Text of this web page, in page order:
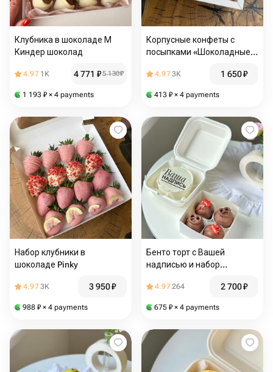
Клубника в шоколаде М
Киндер шоколад
4.97 1K 4 771 ₽5 130₽
1 193 ₽ × 4 payments
Корпусные конфеты с
посыпками «Шоколадные
4.973K 1 650₽
413 ₽ × 4 payments
Набор клубники в
шоколаде Pinky
4.973K 3 950₽
988 ₽ × 4 payments
Бенто торт с Вашей
надписью и набор
шоколаде на день
подруге, другу, коллеге
4.97264 2 700₽
675 ₽ × 4 payments